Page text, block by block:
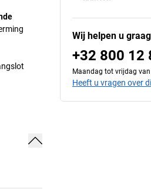
Wij helpen u
+32 800 12
Maandag tot vrijdag
Heeft u vragen over